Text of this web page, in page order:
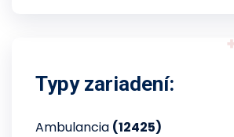
Typy zariadení:
Ambulancia (12425)